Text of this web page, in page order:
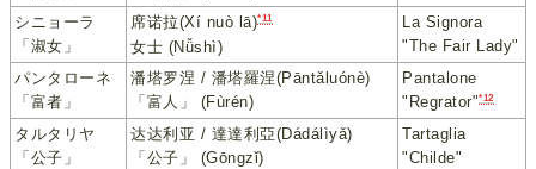
シニョーラ
「淑女」
席诺拉(Xí nuò lā)*11
女士 (Nǚshì)
La Signora
"The Fair Lady"
パンタローネ
「富者」
潘塔罗涅 / 潘塔羅涅(Pāntǎluónè)
「富人」 (Fùrén)
Pantalone
"Regrator"*12
タルタリヤ
「公子」
达达利亚 / 達達利亞(Dádálìyǎ)
「公子」 (Gōngzǐ)
Tartaglia
"Childe"